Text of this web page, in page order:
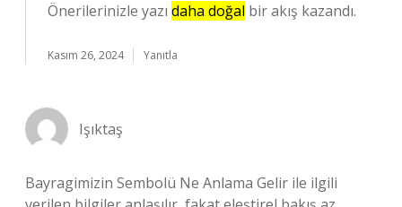
Önerilerinizle yazı daha doğal bir akış kazandı.
Kasım 26, 2024 Yanıtla
Işıktaş
Bayragimizin Sembolü Ne Anlama Gelir ile ilgili